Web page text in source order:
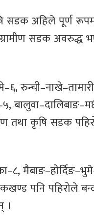
सडक अहिले पूर्ण
सडक अवरुद्ध
तथा कृषि सडक
पनि पहिरोले
।